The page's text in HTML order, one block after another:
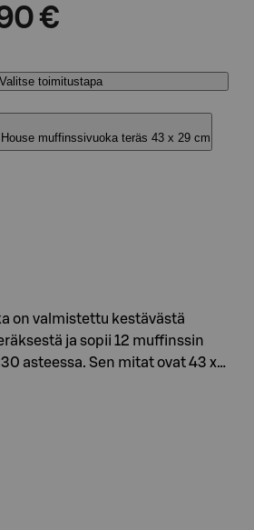
€
Valitse toimitustapa
muffinssivuoka teräs 43 x 29 cm
on valmistettu kestävästä
ja sopii 12 muffinssin
asteessa. Sen mitat ovat 43 x…